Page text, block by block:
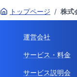
トップページ / 株式
運営会社
サービス・料金
サービス説明会